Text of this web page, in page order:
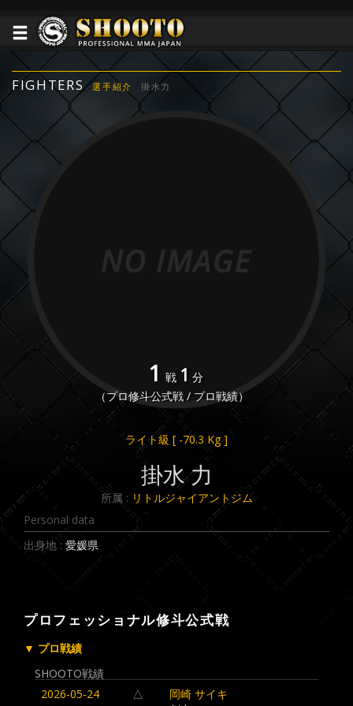
FIGHTERS 選手紹介 掛水力
1 戦 1 分
（プロ修斗公式戦 / プロ戦績）
ライト級 [ -70.3 Kg ]
掛水 力
所属 : リトルジャイアントジム
Personal data
出身地 : 愛媛県
プロフェッショナル修斗公式戦
▼ プロ戦績
SHOOTO戦績
2026-05-24
△
岡崎 サイキ